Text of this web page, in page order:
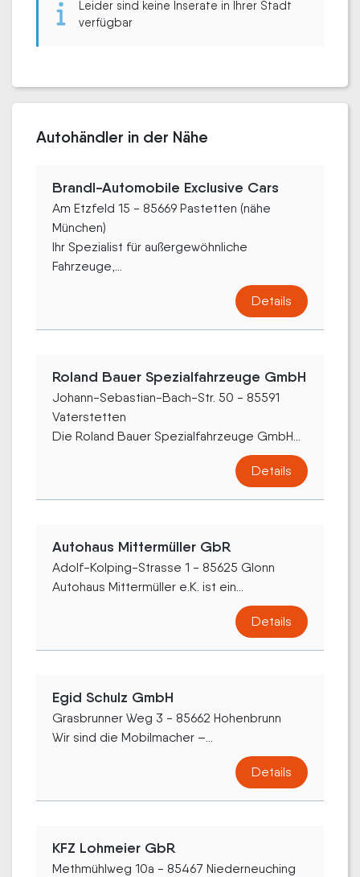
Leider sind keine Inserate in Ihrer Stadt
verfügbar
Autohändler in der Nähe
Brandl-Automobile Exclusive Cars
Am Etzfeld 15 - 85669 Pastetten (nähe
München)
Ihr Spezialist für außergewöhnliche
Fahrzeuge,...
Details
Roland Bauer Spezialfahrzeuge GmbH
Johann-Sebastian-Bach-Str. 50 - 85591
Vaterstetten
Die Roland Bauer Spezialfahrzeuge GmbH...
Details
Autohaus Mittermüller GbR
Adolf-Kolping-Strasse 1 - 85625 Glonn
Autohaus Mittermüller e.K. ist ein...
Details
Egid Schulz GmbH
Grasbrunner Weg 3 - 85662 Hohenbrunn
Wir sind die Mobilmacher –...
Details
KFZ Lohmeier GbR
Methmühlweg 10a - 85467 Niederneuching